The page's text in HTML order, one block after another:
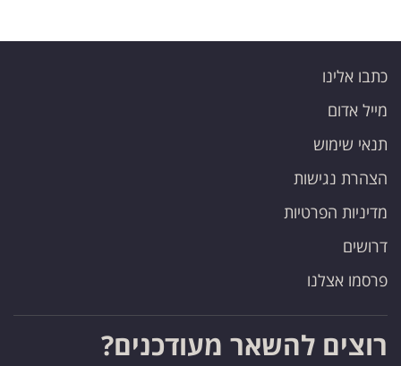
כתבו אלינו
מייל אדום
תנאי שימוש
הצהרת נגישות
מדיניות הפרטיות
דרושים
פרסמו אצלנו
רוצים להשאר מעודכנים?